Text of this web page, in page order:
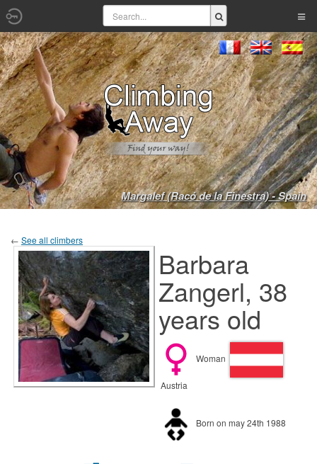
Margalef (Racó de la Finestra) - Spain
← See all climbers
Barbara
Zangerl, 38
years old
Woman
Austria
Born on may 24th 1988